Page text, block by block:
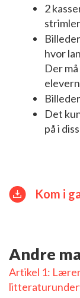
2
hvor
Der
Det
på i
Kom i
Andre
Artikel 1: